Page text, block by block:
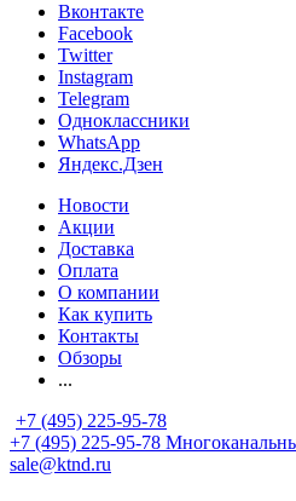
Вконтакте
Facebook
Twitter
Instagram
Telegram
Одноклассники
WhatsApp
Яндекс.Дзен
Новости
Акции
Доставка
Оплата
О компании
Как купить
Контакты
Обзоры
...
+7 (495) 225-95-78
+7 (495) 225-95-78
sale@ktnd.ru